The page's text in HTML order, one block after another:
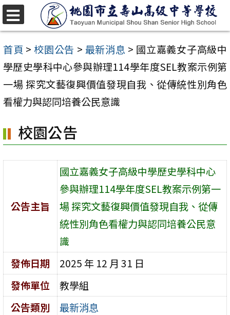
跳
至
主
要
容
首頁 > 校園公告 > 最新消息 > 國立嘉義女子高級中
學歷史學科中心參與辦理114學年度SEL教案示例第
一場 探究文藝復興價值發現自我、從傳統性別角色
看權力與認同培養公民意識
校園公告
公告主旨
國立嘉義女子高級中學歷史學科中心
參與辦理114學年度SEL教案示例第一
場 探究文藝復興價值發現自我、從傳
統性別角色看權力與認同培養公民意
識
發佈日期
2025 年 12 月 31 日
發佈單位
教學組
公告類別
最新消息
選
單